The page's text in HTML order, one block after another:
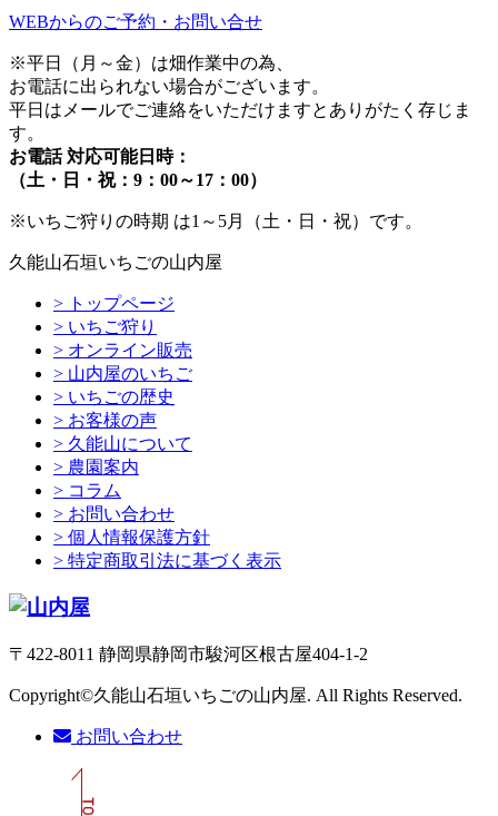
WEBからのご予約・お問い合せ
※平⽇（⽉～⾦）は畑作業中の為、
お電話に出られない場合がございます。
平日はメールでご連絡をいただけますとありがたく存じま
す。
お電話 対応可能日時：
（⼟・⽇・祝：9：00～17：00）
※いちご狩りの時期 は1～5⽉（⼟・⽇・祝）です。
久能山石垣いちごの山内屋
> トップページ
> いちご狩り
> オンライン販売
> 山内屋のいちご
> いちごの歴史
> お客様の声
> 久能山について
> 農園案内
> コラム
> お問い合わせ
> 個人情報保護方針
> 特定商取引法に基づく表示
〒422-8011 静岡県静岡市駿河区根古屋404-1-2
Copyright©久能山石垣いちごの山内屋. All Rights Reserved.
お問い合わせ